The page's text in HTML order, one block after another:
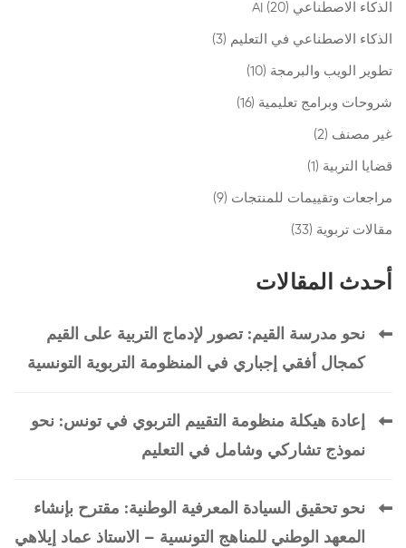
الذكاء الاصطناعي AI (20)
الذكاء الاصطناعي في التعليم (3)
تطوير الويب والبرمجة (10)
شروحات وبرامج تعليمية (16)
غير مصنف (2)
قضايا التربية (1)
مراجعات وتقييمات للمنتجات (9)
مقالات تربوية (33)
أحدث المقالات
نحو مدرسة القيم: تصور لإدماج التربية على القيم
كمجال أفقي إجباري في المنظومة التربوية التونسية
إعادة هيكلة منظومة التقييم التربوي في تونس: نحو
نموذج تشاركي وشامل في التعليم
نحو تحقيق السيادة المعرفية الوطنية: مقترح بإنشاء
المعهد الوطني للمناهج التونسية – الاستاذ عماد إيلاهي